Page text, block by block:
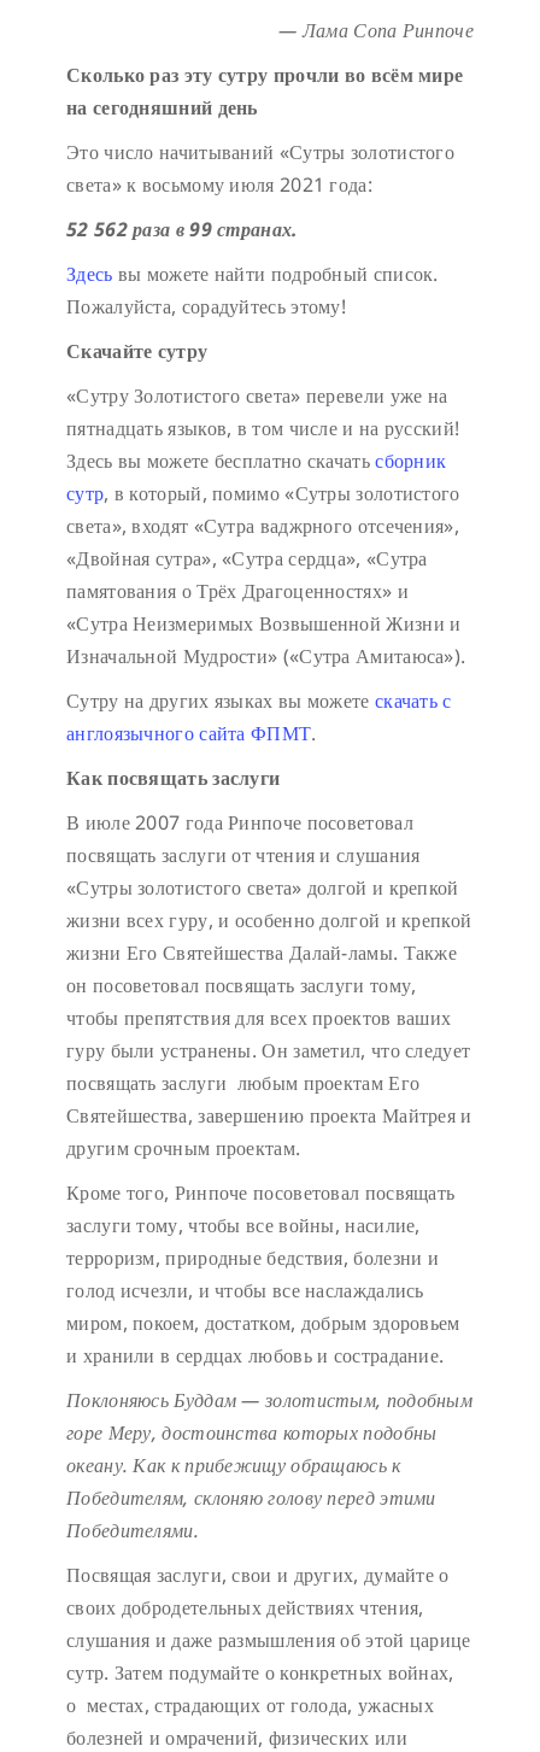
— Лама Сопа Ринпоче
Сколько раз эту сутру прочли во всём мире
на сегодняшний день
Это число начитываний «Сутры золотистого
света» к восьмому июля 2021 года:
52 562 раза в 99 странах.
Здесь вы можете найти подробный список.
Пожалуйста, сорадуйтесь этому!
Скачайте сутру
«Сутру Золотистого света» перевели уже на
пятнадцать языков, в том числе и на русский!
Здесь вы можете бесплатно скачатьсборник
сутр, в который, помимо «Сутры золотистого
света», входят «Сутра ваджрного отсечения»,
«Двойная сутра», «Сутра сердца», «Сутра
памятования о Трёх Драгоценностях» и
«Сутра Неизмеримых Возвышенной Жизни и
Изначальной Мудрости» («Сутра Амитаюса»).
Сутру на других языках вы можете скачать с
англоязычного сайта ФПМТ.
Как посвящать заслуги
В июле 2007 года Ринпоче посоветовал
посвящать заслуги от чтения и слушания
«Сутры золотистого света» долгой и крепкой
жизни всех гуру, и особенно долгой и крепкой
жизни Его Святейшества Далай-ламы. Также
он посоветовал посвящать заслуги тому,
чтобы препятствия для всех проектов ваших
гуру были устранены. Он заметил, что следует
посвящать заслуги любым проектам Его
Святейшества, завершению проекта Майтрея и
другим срочным проектам.
Кроме того, Ринпоче посоветовал посвящать
заслуги тому, чтобы все войны, насилие,
терроризм, природные бедствия, болезни и
голод исчезли, и чтобы все наслаждались
миром, покоем, достатком, добрым здоровьем
и хранили в сердцах любовь и сострадание.
Поклоняюсь Буддам — золотистым, подобным
горе Меру, достоинства которых подобны
океану. Как к прибежищу обращаюсь к
Победителям, склоняю голову перед этими
Победителями.
Посвящая заслуги, свои и других, думайте о
своих добродетельных действиях чтения,
слушания и даже размышления об этой царице
сутр. Затем подумайте о конкретных войнах,
о местах, страдающих от голода, ужасных
болезней и омрачений, физических или